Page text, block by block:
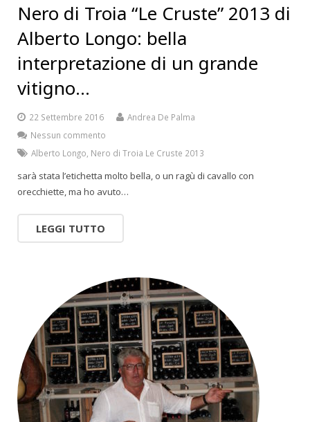
Nero di Troia “Le Cruste” 2013 di
Alberto Longo: bella
interpretazione di un grande
vitigno…
22 Settembre 2016
Andrea De Palma
Nessun commento
Alberto Longo Nero di Troia Le Cruste 2013
sarà stata l’etichetta molto bella, o un ragù di cavallo con
orecchiette, ma ho avuto…
LEGGI TUTTO